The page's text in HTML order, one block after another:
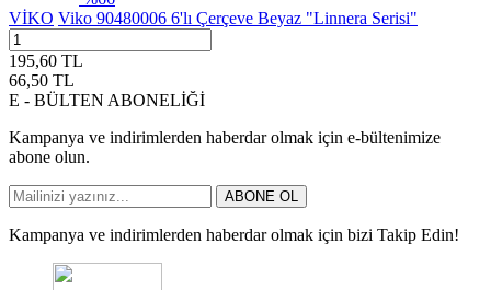
VİKO Viko 90480006 6'lı Çerçeve Beyaz "Linnera Serisi"
195,60 TL
66,50 TL
E - BÜLTEN ABONELİĞİ
Kampanya ve indirimlerden haberdar olmak için e-bültenimize
abone olun.
ABONE OL
Kampanya ve indirimlerden haberdar olmak için bizi Takip Edin!